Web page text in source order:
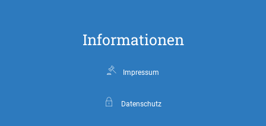
Informationen
Impressum
Datenschutz